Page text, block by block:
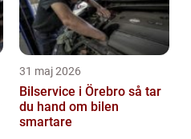
31 maj 2026
Bilservice i Örebro så tar
du hand om bilen
smartare